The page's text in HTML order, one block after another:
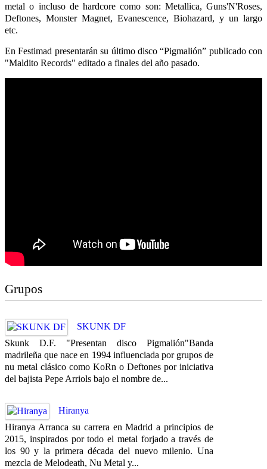
metal o incluso de hardcore como son: Metallica, Guns'N'Roses,
Deftones, Monster Magnet, Evanescence, Biohazard, y un largo
etc.
En Festimad presentarán su último disco “Pigmalión” publicado con
"Maldito Records" editado a finales del año pasado.
Grupos
SKUNK DF
Skunk D.F. "Presentan disco Pigmalión"Banda
madrileña que nace en 1994 influenciada por grupos de
nu metal clásico como KoRn o Deftones por iniciativa
del bajista Pepe Arriols bajo el nombre de...
Hiranya
Hiranya Arranca su carrera en Madrid a principios de
2015, inspirados por todo el metal forjado a través de
los 90 y la primera década del nuevo milenio. Una
mezcla de Melodeath, Nu Metal y...